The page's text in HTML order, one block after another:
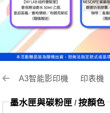
A3智能影印機 印表機
墨水匣與碳粉匣 /按顏色